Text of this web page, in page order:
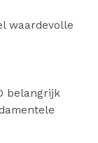
waardevolle
belangrijk